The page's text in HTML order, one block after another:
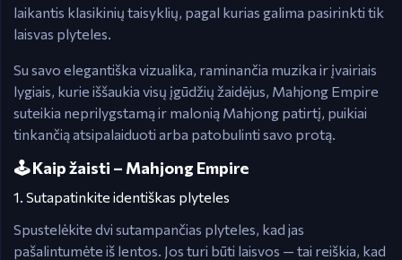
laikantis klasikinių taisyklių, pagal kurias galima pasirinkti tik
laisvas plyteles.
Su savo elegantiška vizualika, raminančia muzika ir įvairiais
lygiais, kurie iššaukia visų įgūdžių žaidėjus, Mahjong Empire
suteikia neprilygstamą ir malonią Mahjong patirtį, puikiai
tinkančią atsipalaiduoti arba patobulinti savo protą.
🕹️ Kaip žaisti – Mahjong Empire
1. Sutapatinkite identiškas plyteles
Spustelėkite dvi sutampančias plyteles, kad jas
pašalintumėte iš lentos. Jos turi būti laisvos — tai reiškia, kad